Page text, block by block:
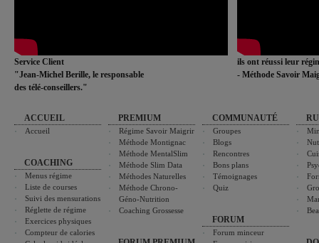
Service Client
"Jean-Michel Berille, le responsable
des télé-conseillers."
ils ont réussi leur
- Méthode Savoir
ACCUEIL
Accueil
COACHING
Menus régime
Liste de courses
Suivi des mensurations
Réglette de régime
Exercices physiques
Compteur de calories
PREMIUM
Régime Savoir Maigrir
Méthode Montignac
Méthode MentalSlim
Méthode Slim Data
Méthodes Naturelles
Méthode Chrono-
Géno-Nutrition
Coaching Grossesse
COMMUNAUTÉ
Groupes
Blogs
Rencontres
Bons plans
Témoignages
Quiz
FORUM
Forum minceur